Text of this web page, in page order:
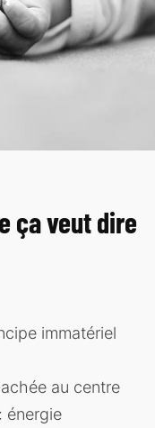
ça veut dire
immatériel
au centre
énergie